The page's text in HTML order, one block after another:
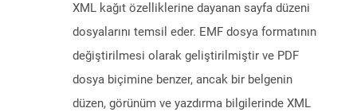
XML kağıt özelliklerine dayanan sayfa düzeni
dosyalarını temsil eder. EMF dosya formatının
değiştirilmesi olarak geliştirilmiştir ve PDF
dosya biçimine benzer, ancak bir belgenin
düzen, görünüm ve yazdırma bilgilerinde XML